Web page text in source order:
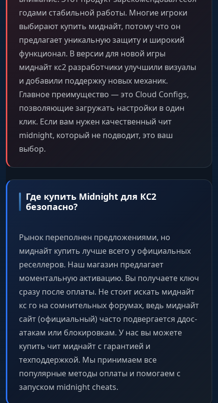
Подсветка лежащего оружия, гранат и бомбы
(Box, Name, Distance, Chams, Glow).
Recoil Settings (Контроль отдачи)
Enable
Активация RCS (Recoil Control System).
Return Crosshair
Возврат прицела в исходную точку после
прекращения стрельбы.
Start Bullet
Номер пули, с которой начинается контроль
отдачи.
X/Y Axis
Сила компенсации отдачи по вертикали и
горизонтали.
Smooth
Плавность контроля отдачи.
Triggerbot (Триггербот)
Enable
Автоматический выстрел при наведении
прицела на врага.
годами стабильной работы. Многие игроки
выбирают купить миднайт, потому что он
предлагает уникальную защиту и широкий
функционал. В версии для новой игры
миднайт кс2 разработчики улучшили визуалы
и добавили поддержку новых механик.
Главное преимущество — это Cloud Configs,
позволяющие загружать настройки в один
клик. Если вам нужен качественный чит
midnight, который не подводит, это ваш
выбор.
Где купить Midnight для КС2
безопасно?
Рынок переполнен предложениями, но
миднайт купить лучше всего у официальных
реселлеров. Наш магазин предлагает
моментальную активацию. Вы получаете ключ
сразу после оплаты. Не стоит искать миднайт
кс го на сомнительных форумах, ведь миднайт
сайт (официальный) часто подвергается ддос-
атакам или блокировкам. У нас вы можете
купить чит миднайт с гарантией и
техподдержкой. Мы принимаем все
популярные методы оплаты и помогаем с
запуском midnight cheats.